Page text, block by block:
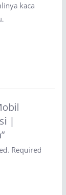
kaca
|
Required